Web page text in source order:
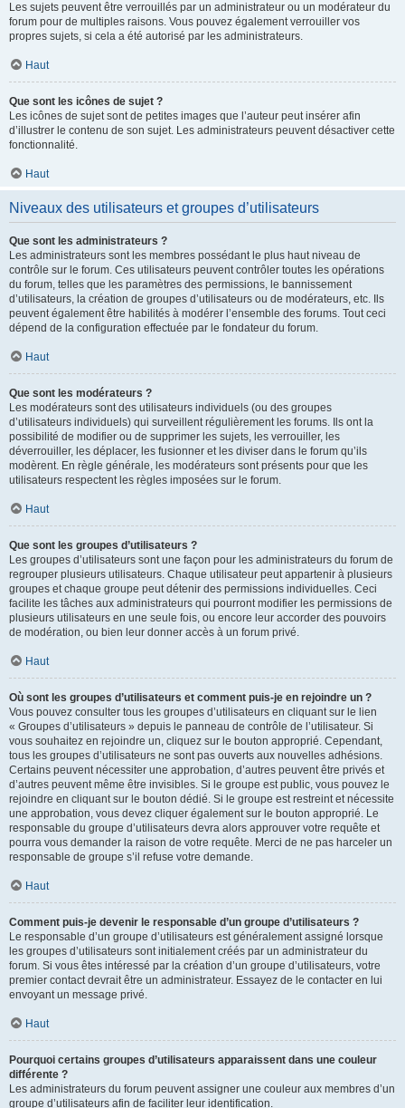
Les sujets peuvent être verrouillés par un administrateur ou un modérateur du
forum pour de multiples raisons. Vous pouvez également verrouiller vos
propres sujets, si cela a été autorisé par les administrateurs.
Haut
Que sont les icônes de sujet ?
Les icônes de sujet sont de petites images que l’auteur peut insérer afin
d’illustrer le contenu de son sujet. Les administrateurs peuvent désactiver cette
fonctionnalité.
Haut
Niveaux des utilisateurs et groupes d’utilisateurs
Que sont les administrateurs ?
Les administrateurs sont les membres possédant le plus haut niveau de
contrôle sur le forum. Ces utilisateurs peuvent contrôler toutes les opérations
du forum, telles que les paramètres des permissions, le bannissement
d’utilisateurs, la création de groupes d’utilisateurs ou de modérateurs, etc. Ils
peuvent également être habilités à modérer l’ensemble des forums. Tout ceci
dépend de la configuration effectuée par le fondateur du forum.
Haut
Que sont les modérateurs ?
Les modérateurs sont des utilisateurs individuels (ou des groupes
d’utilisateurs individuels) qui surveillent régulièrement les forums. Ils ont la
possibilité de modifier ou de supprimer les sujets, les verrouiller, les
déverrouiller, les déplacer, les fusionner et les diviser dans le forum qu’ils
modèrent. En règle générale, les modérateurs sont présents pour que les
utilisateurs respectent les règles imposées sur le forum.
Haut
Que sont les groupes d’utilisateurs ?
Les groupes d’utilisateurs sont une façon pour les administrateurs du forum de
regrouper plusieurs utilisateurs. Chaque utilisateur peut appartenir à plusieurs
groupes et chaque groupe peut détenir des permissions individuelles. Ceci
facilite les tâches aux administrateurs qui pourront modifier les permissions de
plusieurs utilisateurs en une seule fois, ou encore leur accorder des pouvoirs
de modération, ou bien leur donner accès à un forum privé.
Haut
Où sont les groupes d’utilisateurs et comment puis-je en rejoindre un ?
Vous pouvez consulter tous les groupes d’utilisateurs en cliquant sur le lien
« Groupes d’utilisateurs » depuis le panneau de contrôle de l’utilisateur. Si
vous souhaitez en rejoindre un, cliquez sur le bouton approprié. Cependant,
tous les groupes d’utilisateurs ne sont pas ouverts aux nouvelles adhésions.
Certains peuvent nécessiter une approbation, d’autres peuvent être privés et
d’autres peuvent même être invisibles. Si le groupe est public, vous pouvez le
rejoindre en cliquant sur le bouton dédié. Si le groupe est restreint et nécessite
une approbation, vous devez cliquer également sur le bouton approprié. Le
responsable du groupe d’utilisateurs devra alors approuver votre requête et
pourra vous demander la raison de votre requête. Merci de ne pas harceler un
responsable de groupe s’il refuse votre demande.
Haut
Comment puis-je devenir le responsable d’un groupe d’utilisateurs ?
Le responsable d’un groupe d’utilisateurs est généralement assigné lorsque
les groupes d’utilisateurs sont initialement créés par un administrateur du
forum. Si vous êtes intéressé par la création d’un groupe d’utilisateurs, votre
premier contact devrait être un administrateur. Essayez de le contacter en lui
envoyant un message privé.
Haut
Pourquoi certains groupes d’utilisateurs apparaissent dans une couleur
différente ?
Les administrateurs du forum peuvent assigner une couleur aux membres d’un
groupe d’utilisateurs afin de faciliter leur identification.